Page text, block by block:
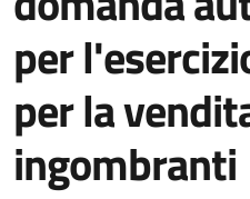
per
per la
ingombranti